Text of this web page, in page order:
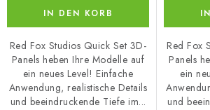
IN DEN KORB
Red Fox Studios Quick Set 3D-
Panels heben Ihre Modelle auf
ein neues Level! Einfache
Anwendung, realistische Details
und beeindruckende Tiefe im...
Red Fox
Panels
ein
und